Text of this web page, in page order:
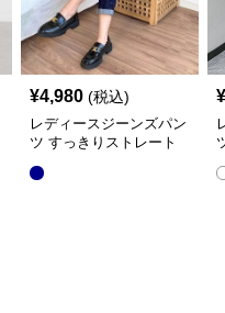
¥4,980 (税込)
レディースジーンズパン
ツ すっきりストレート
¥